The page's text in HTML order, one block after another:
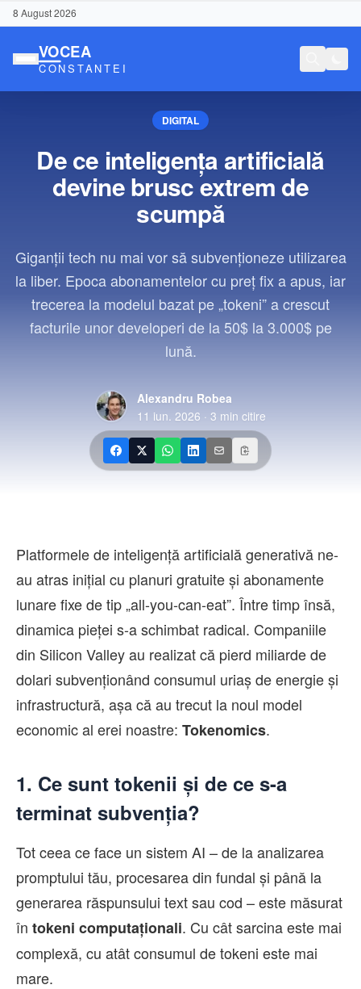
8 August 2026
Conținut Sponsorizat
DIGITAL
De ce inteligența artificială
devine brusc extrem de
scumpă
Giganții tech nu mai vor să subvenționeze utilizarea
la liber. Epoca abonamentelor cu preț fix a apus, iar
trecerea la modelul bazat pe „tokeni” a crescut
facturile unor developeri de la 50$ la 3.000$ pe
lună.
Alexandru Robea
11 iun. 2026 · 3 min citire
Platformele de inteligență artificială generativă ne-
au atras inițial cu planuri gratuite și abonamente
lunare fixe de tip „all-you-can-eat”. Între timp însă,
dinamica pieței s-a schimbat radical. Companiile
din Silicon Valley au realizat că pierd miliarde de
dolari subvenționând consumul uriaș de energie și
infrastructură, așa că au trecut la noul model
economic al erei noastre: Tokenomics.
1. Ce sunt tokenii și de ce s-a
terminat subvenția?
Tot ceea ce face un sistem AI – de la analizarea
promptului tău, procesarea din fundal și până la
generarea răspunsului text sau cod – este măsurat
în tokeni computaționali. Cu cât sarcina este mai
complexă, cu atât consumul de tokeni este mai
mare.